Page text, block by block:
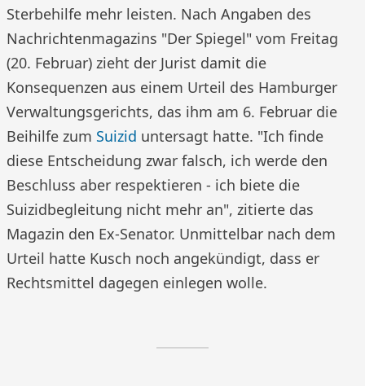
Sterbehilfe mehr leisten. Nach Angaben des
Nachrichtenmagazins "Der Spiegel" vom Freitag
(20. Februar) zieht der Jurist damit die
Konsequenzen aus einem Urteil des Hamburger
Verwaltungsgerichts, das ihm am 6. Februar die
Beihilfe zum Suizid untersagt hatte. "Ich finde
diese Entscheidung zwar falsch, ich werde den
Beschluss aber respektieren - ich biete die
Suizidbegleitung nicht mehr an", zitierte das
Magazin den Ex-Senator. Unmittelbar nach dem
Urteil hatte Kusch noch angekündigt, dass er
Rechtsmittel dagegen einlegen wolle.